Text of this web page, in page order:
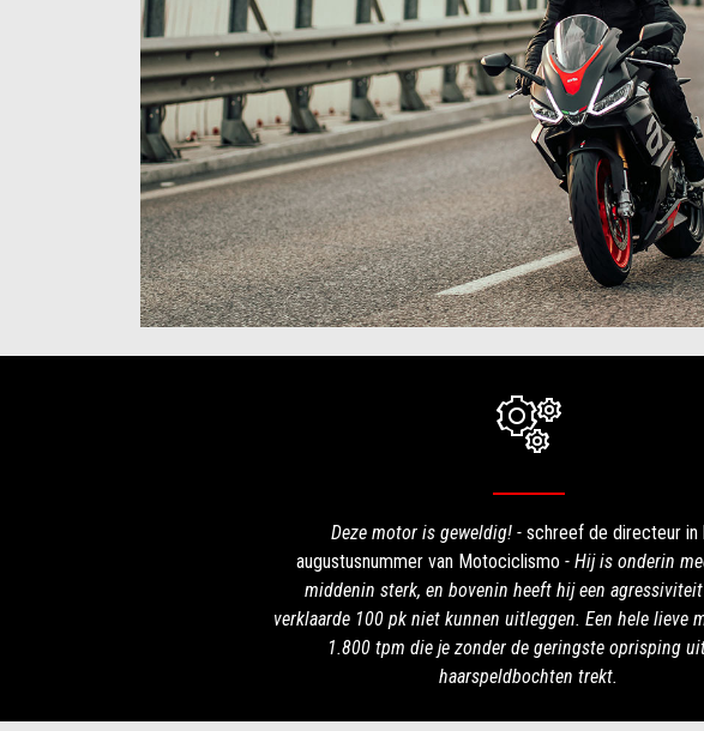
Deze motor is geweldig! - schreef de directeur in
augustusnummer van Motociclismo - Hij is onderin
middenin sterk, en bovenin heeft hij een
verklaarde 100 pk niet kunnen uitleggen. Een hele lieve
1.800 tpm die je zonder de geringste oprisping
haarspeldbochten trekt.